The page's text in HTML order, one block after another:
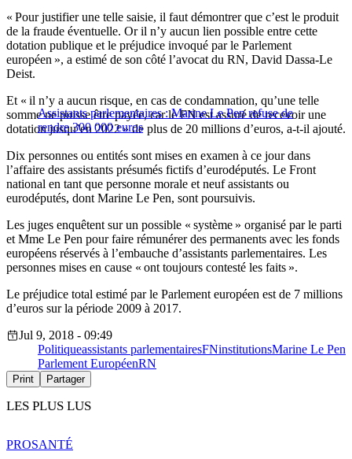
« Pour justifier une telle saisie, il faut démontrer que c’est le produit
de la fraude éventuelle. Or il n’y aucun lien possible entre cette
dotation publique et le préjudice invoqué par le Parlement
européen », a estimé de son côté l’avocat du RN, David Dassa-Le
Deist.
Assistants parlementaires : Marine Le Pen refuse de
rendre 300 000 euros
Et « il n’y a aucun risque, en cas de condamnation, qu’une telle
somme ne puisse être payée, car le FN est assuré de recevoir une
dotation jusqu’en 2022 » de plus de 20 millions d’euros, a-t-il ajouté.
Dix personnes ou entités sont mises en examen à ce jour dans
l’affaire des assistants présumés fictifs d’eurodéputés. Le Front
national en tant que personne morale et neuf assistants ou
eurodéputés, dont Marine Le Pen, sont poursuivis.
Les juges enquêtent sur un possible « système » organisé par le parti
et Mme Le Pen pour faire rémunérer des permanents avec les fonds
européens réservés à l’embauche d’assistants parlementaires. Les
personnes mises en cause « ont toujours contesté les faits ».
Le préjudice total estimé par le Parlement européen est de 7 millions
d’euros sur la période 2009 à 2017.
Jul 9, 2018 - 09:49
Politiqueassistants parlementairesFNinstitutionsMarine Le Pen
Parlement EuropéenRN
Print Partager
LES PLUS LUS
PROSANTÉ